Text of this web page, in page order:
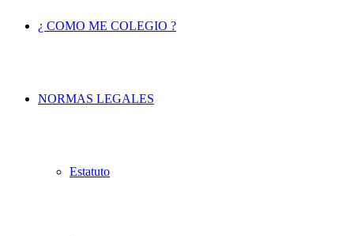
¿ COMO ME COLEGIO ?
NORMAS LEGALES
Estatuto